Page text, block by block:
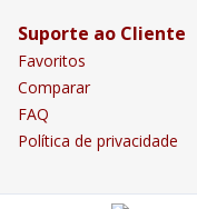
Suporte ao Cliente
Favoritos
Comparar
FAQ
Política de privacidade